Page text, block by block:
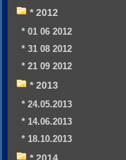
* 2012
* 01 06 2012
* 31 08 2012
* 21 09 2012
* 2013
* 24.05.2013
* 14.06.2013
* 18.10.2013